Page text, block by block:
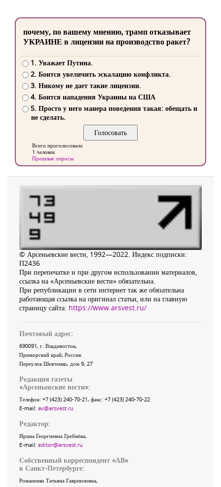
почему, по вашему мнению, трамп отказывает
УКРАИНЕ в лицензии на производство ракет?
1. Уважает Путина.
2. Боится увеличить эскалацию конфликта.
3. Никому не дает такие лицензии.
4. Боится нападения Украины на США
5. Просто у него манера поведения такая: обещать и
не сделать.
Всего проголосовало
1 человек
Прошлые опросы
© Арсеньевские вести, 1992—2022. Индекс подписки:
П2436
При перепечатке и при другом использовании материалов,
ссылка на «Арсеньевские вести» обязательна.
При републикации в сети интернет так же обязательна
работающая ссылка на оригинал статьи, или на главную
страницу сайта: https://www.arsvest.ru/
Почтовый адрес:
690091, г. Владивосток,
Приморский край, Россия
Переулок Шевченко, дом 9, 27
Редакция газеты
«Арсеньевские вести»:
Телефон: +7 (423) 240-70-21, факс: +7 (423) 240-70-22
E-mail: av@arsvest.ru
Редактор:
Ирина Георгиевна Гребнёва,
E-mail: editor@arsvest.ru
Собственный корреспондент «АВ»
в Санкт-Петербурге:
Романенко Татьяна Гаврииловна,